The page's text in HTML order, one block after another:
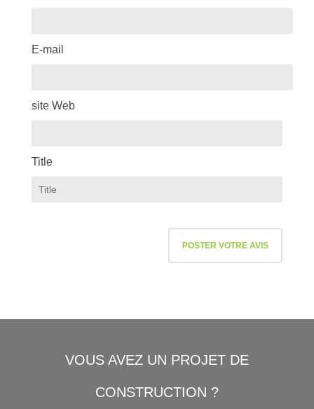
E-mail
site Web
Title
VOUS AVEZ UN PROJET DE
CONSTRUCTION ?